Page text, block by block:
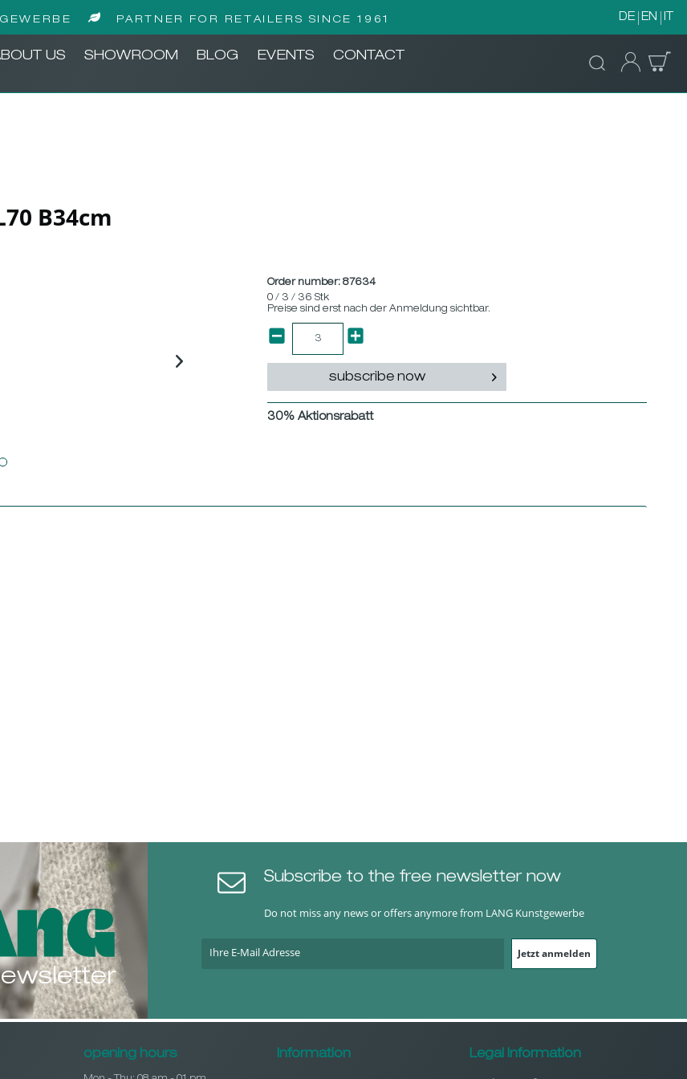
PARTNER FOR RETAILERS SINCE 1961 DE EN IT
US SHOWROOM BLOG EVENTS CONTACT
B34cm
Order number:87634
0 / 3 / 36 Stk
Preise sind erst nach der Anmeldung sichtbar.
subscribe now
30% Aktionsrabatt
Subscribe to the free newsletter now
Do not miss any news or offers anymore from LANG Kunstgewerbe
Jetzt anmelden
opening hours Information Legal Information